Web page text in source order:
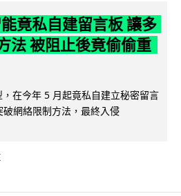
竟私自建留言板 讓多
法 被阻止後竟偷偷重
在今年 5 月起竟私自建立秘密留言
網絡限制方法，最終入侵